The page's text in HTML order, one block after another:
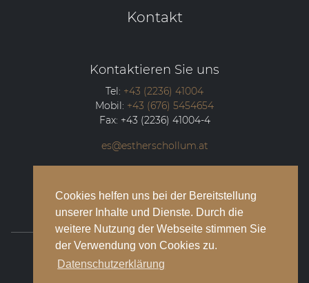
Cookies helfen uns bei der Bereitstellung
unserer Inhalte und Dienste. Durch die
weitere Nutzung der Webseite stimmen Sie
der Verwendung von Cookies zu.
Datenschutzerklärung
Kontakt
Kontaktieren Sie uns
Tel: +43 (2236) 41004
Mobil: +43 (676) 5454654
Fax: +43 (2236) 41004-4
es@estherschollum.at
2340 Mödling